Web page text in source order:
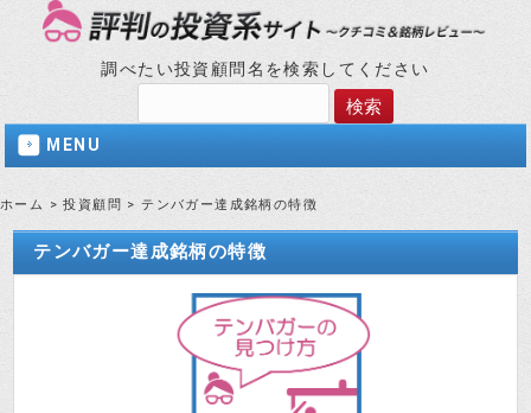
調べたい投資顧問名を検索してください
MENU
ホーム >投資顧問 >テンバガー達成銘柄の特徴
テンバガー達成銘柄の特徴